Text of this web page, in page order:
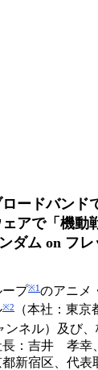
ードバンド
アで「機動
ダム on フ
プ※1のアニメ
※2
（本社：東
ンネル）及び
：吉井 孝幸
新宿区、代表